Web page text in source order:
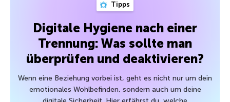
Tipps
Digitale Hygiene nach einer
Trennung: Was sollte man
überprüfen und deaktivieren?
Wenn eine Beziehung vorbei ist, geht es nicht nur um dein
emotionales Wohlbefinden, sondern auch um deine